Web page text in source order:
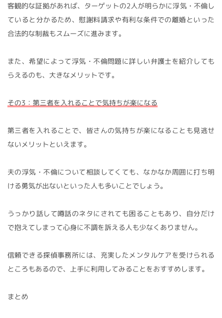
客観的な証拠があれば、ターゲットの2人が明らかに浮気・不倫し
ていると分かるため、慰謝料請求や有利な条件での離婚といった
合法的な制裁もスムーズに進みます。
また、希望によって浮気・不倫問題に詳しい弁護士を紹介しても
らえるのも、大きなメリットです。
その3：第三者を入れることで気持ちが楽になる
第三者を入れることで、皆さんの気持ちが楽になることも見逃せ
ないメリットといえます。
夫の浮気・不倫について相談してくても、なかなか周囲に打ち明
ける勇気が出ないといった人も多いことでしょう。
うっかり話して噂話のネタにされても困ることもあり、自分だけ
で抱えてしまって心身に不調を訴える人も少なくありません。
信頼できる探偵事務所には、充実したメンタルケアを受けられる
ところもあるので、上手に利用してみることをおすすめします。
まとめ